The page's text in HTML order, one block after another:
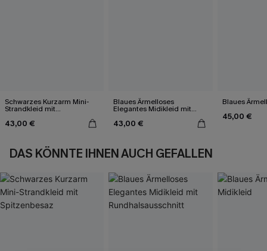
Schwarzes Kurzarm Mini-
Strandkleid mit
43,00 €
Blaues Ärmelloses
Elegantes Midikleid mit
43,00 €
Blaues
45,00 €
DAS KÖNNTE IHNEN AUCH GEFALLEN